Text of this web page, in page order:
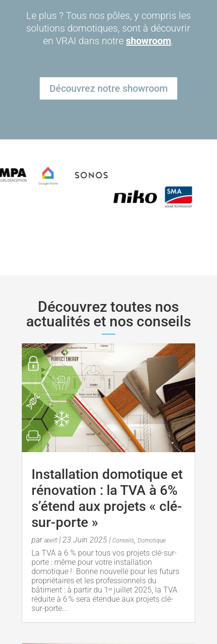
Le plus ? Tous nos pôles, y compris les
solutions domotiques, sont à découvrir
en VRAI dans notreshowroom.
Découvrez notre showroom
Découvrez toutes nos
actualités et nos conseils
Installation domotique et
rénovation : la TVA à 6%
s’étend aux projets « clé-
sur-porte »
par abelfl| 23 Juin 2025| Conseils, Domotique
La TVA à 6 % pour tous vos projets clé-sur-
porte : même pour votre installation
domotique ! Bonne nouvelle pour les futurs
propriétaires et les professionnels du
bâtiment : à partir du 1ᵉʳ juillet 2025, la TVA
réduite à 6 % sera étendue aux projets clé-
sur-porte...